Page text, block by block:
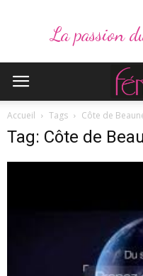
La passion
Accueil Tags Côte de
Tag: Côte de